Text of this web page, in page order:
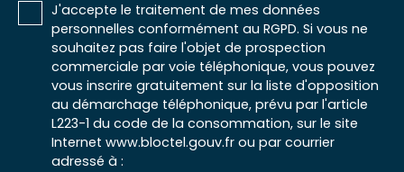
J'accepte le traitement de mes données
personnelles conformément au RGPD. Si vous ne
souhaitez pas faire l'objet de prospection
commerciale par voie téléphonique, vous pouvez
vous inscrire gratuitement sur la liste d'opposition
au démarchage téléphonique, prévu par l'article
L223-1 du code de la consommation, sur le site
Internet www.bloctel.gouv.fr ou par courrier
adressé à :